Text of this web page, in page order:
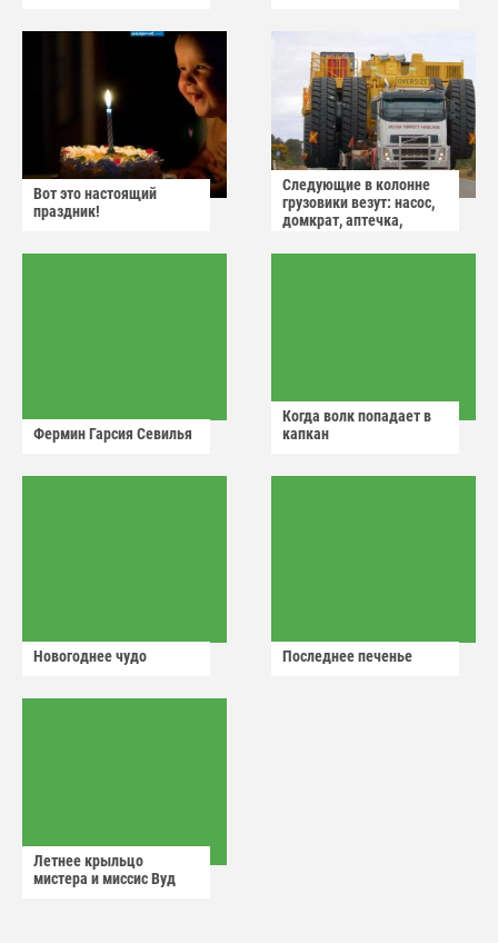
Вот это настоящий
праздник!
Следующие в колонне
грузовики везут: насос,
домкрат, аптечка,
Фермин Гарсия Севилья
Когда волк попадает в
капкан
Новогоднее чудо Последнее печенье
Летнее крыльцо
мистера и миссис Вуд